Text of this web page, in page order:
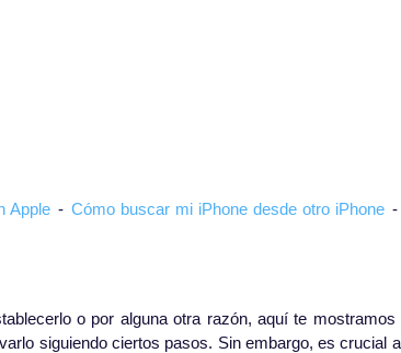
Apple - Cómo buscar mi iPhone desde otro iPhone -
o por alguna otra razón, aquí te
siguiendo ciertos pasos. Sin embargo, es crucial